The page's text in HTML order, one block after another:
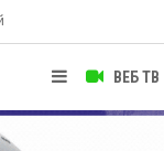
ВЕБ ТВ